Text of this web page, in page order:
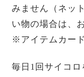
みません（ネッ
い物の場合は、
※アイテムカー
毎日1回サイコ